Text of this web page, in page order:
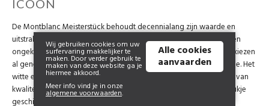
ICOON
De Montblanc Meisterstück behoudt decennialang zijn waarde en
uitstraling. De penpunten van 14 of 18 karaat goud zorgen voor een
ongekend soepele ervaring. Veel staatshoofden en ondernemers kiezen
al generaties lang voor dit model vanwege de ingetogen elegantie. Het
witte embleem bovenop de dop is een wereldwijd herkend teken van
kwaliteit en traditie. Met de Montblanc Meisterstück haalt u een stukje
geschiedenis in huis dat nooit uit de mode raakt.
Wij gebruiken cookies om uw
surfervaring makkelijker te
maken. Door verder gebruik te
maken van deze website ga je
hiermee akkoord.
Meer info vind je in onze
algemene voorwaarden.
Alle cookies
aanvaarden